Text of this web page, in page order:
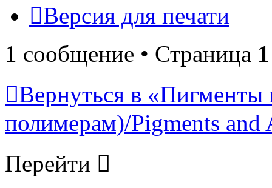
Версия для печати
1 сообщение • Страница 1
Вернуться в
полимерам)/Pigments and
Перейти